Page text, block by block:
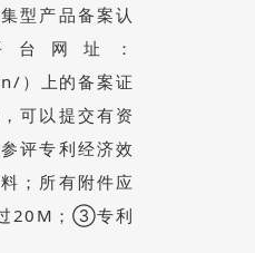
型产品备案认
网址：
）上的备案证
可以提交有资
评专利经济效
；所有附件应
20M；③专利